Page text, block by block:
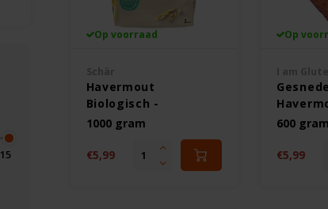
15
Op voorraad
Havermout
Biologisch -
Glutenvrij
1000 gram
€5,99
Op
gram -
600 gram
€5,99